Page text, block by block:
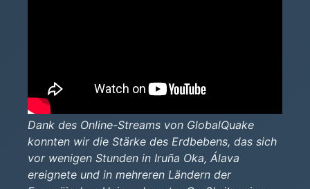
Dank des Online-Streams von GlobalQuake
konnten wir die Stärke des Erdbebens, das sich
vor wenigen Stunden in Iruña Oka, Álava
ereignete und in mehreren Ländern der